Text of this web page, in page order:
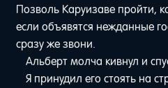
Позволь Каруизаве пройти,
если объявятся нежданные
сразу же звони.
Альберт молча кивнул и
Я принудил его стоять на